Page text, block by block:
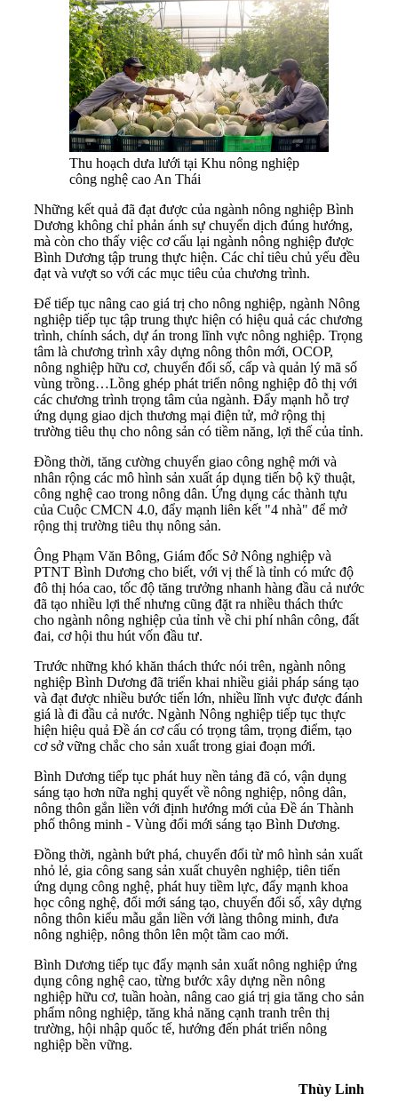
Thu hoạch dưa lưới tại Khu nông nghiệp
công nghệ cao An Thái
Những kết quả đã đạt được của ngành nông nghiệp Bình
Dương không chỉ phản ánh sự chuyển dịch đúng hướng,
mà còn cho thấy việc cơ cấu lại ngành nông nghiệp được
Bình Dương tập trung thực hiện. Các chỉ tiêu chủ yếu đều
đạt và vượt so với các mục tiêu của chương trình.
Để tiếp tục nâng cao giá trị cho nông nghiệp, ngành Nông
nghiệp tiếp tục tập trung thực hiện có hiệu quả các chương
trình, chính sách, dự án trong lĩnh vực nông nghiệp. Trọng
tâm là chương trình xây dựng nông thôn mới, OCOP,
nông nghiệp hữu cơ, chuyển đổi số, cấp và quản lý mã số
vùng trồng…Lồng ghép phát triển nông nghiệp đô thị với
các chương trình trọng tâm của ngành. Đẩy mạnh hỗ trợ
ứng dụng giao dịch thương mại điện tử, mở rộng thị
trường tiêu thụ cho nông sản có tiềm năng, lợi thế của tỉnh.
Đồng thời, tăng cường chuyển giao công nghệ mới và
nhân rộng các mô hình sản xuất áp dụng tiến bộ kỹ thuật,
công nghệ cao trong nông dân. Ứng dụng các thành tựu
của Cuộc CMCN 4.0, đẩy mạnh liên kết "4 nhà" để mở
rộng thị trường tiêu thụ nông sản.
Ông Phạm Văn Bông, Giám đốc Sở Nông nghiệp và
PTNT Bình Dương cho biết, với vị thế là tỉnh có mức độ
đô thị hóa cao, tốc độ tăng trưởng nhanh hàng đầu cả nước
đã tạo nhiều lợi thế nhưng cũng đặt ra nhiều thách thức
cho ngành nông nghiệp của tỉnh về chi phí nhân công, đất
đai, cơ hội thu hút vốn đầu tư.
Trước những khó khăn thách thức nói trên, ngành nông
nghiệp Bình Dương đã triển khai nhiều giải pháp sáng tạo
và đạt được nhiều bước tiến lớn, nhiều lĩnh vực được đánh
giá là đi đầu cả nước. Ngành Nông nghiệp tiếp tục thực
hiện hiệu quả Đề án cơ cấu có trọng tâm, trọng điểm, tạo
cơ sở vững chắc cho sản xuất trong giai đoạn mới.
Bình Dương tiếp tục phát huy nền tảng đã có, vận dụng
sáng tạo hơn nữa nghị quyết về nông nghiệp, nông dân,
nông thôn gắn liền với định hướng mới của Đề án Thành
phố thông minh - Vùng đổi mới sáng tạo Bình Dương.
Đồng thời, ngành bứt phá, chuyển đổi từ mô hình sản xuất
nhỏ lẻ, gia công sang sản xuất chuyên nghiệp, tiên tiến
ứng dụng công nghệ, phát huy tiềm lực, đẩy mạnh khoa
học công nghệ, đổi mới sáng tạo, chuyển đổi số, xây dựng
nông thôn kiểu mẫu gắn liền với làng thông minh, đưa
nông nghiệp, nông thôn lên một tầm cao mới.
Bình Dương tiếp tục đẩy mạnh sản xuất nông nghiệp ứng
dụng công nghệ cao, từng bước xây dựng nền nông
nghiệp hữu cơ, tuần hoàn, nâng cao giá trị gia tăng cho sản
phẩm nông nghiệp, tăng khả năng cạnh tranh trên thị
trường, hội nhập quốc tế, hướng đến phát triển nông
nghiệp bền vững.
Thùy Linh